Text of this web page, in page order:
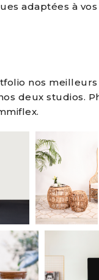
adaptées à
nos
deux studios.